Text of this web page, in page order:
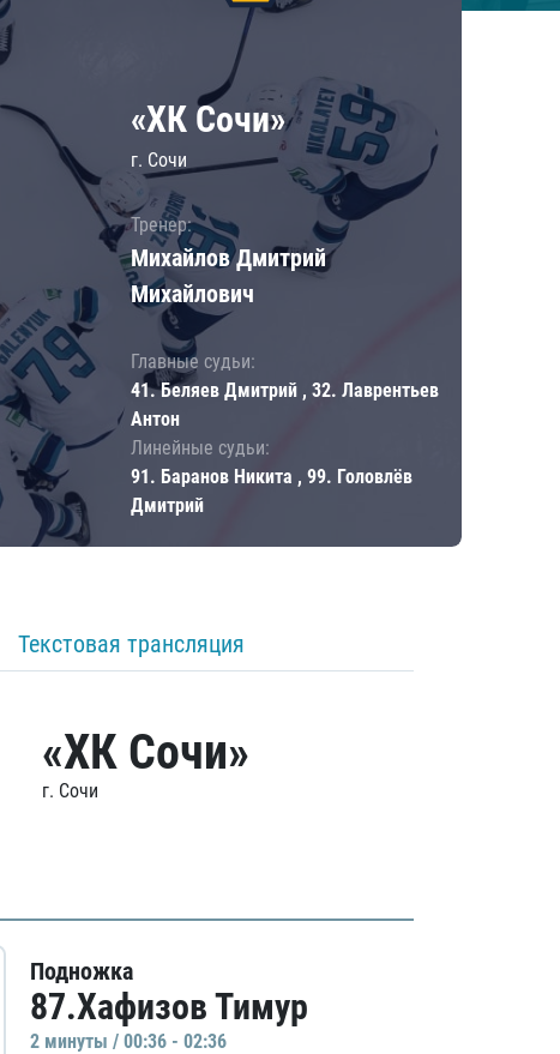
«ХК Сочи»
г. Сочи
Тренер:
Михайлов Дмитрий
Михайлович
Главные судьи:
41. Беляев Дмитрий , 32. Лаврентьев
Антон
Линейные судьи:
91. Баранов Никита , 99. Головлёв
Дмитрий
Текстовая трансляция
«ХК Сочи»
г. Сочи
Подножка
87.Хафизов Тимур
2 минуты / 00:36 - 02:36